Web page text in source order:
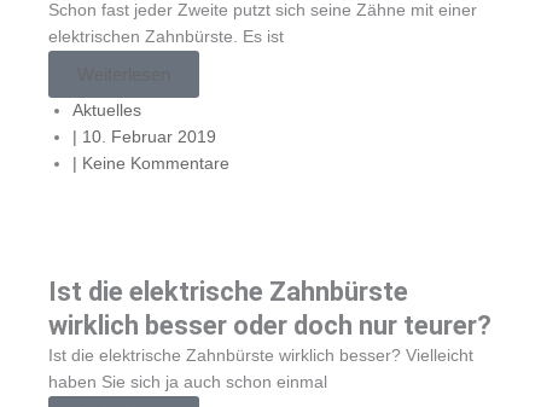
Schon fast jeder Zweite putzt sich seine Zähne mit einer
elektrischen Zahnbürste. Es ist
Weiterlesen
Aktuelles
10. Februar 2019
Keine Kommentare
Ist die elektrische Zahnbürste
wirklich besser oder doch nur teurer?
Ist die elektrische Zahnbürste wirklich besser? Vielleicht
haben Sie sich ja auch schon einmal